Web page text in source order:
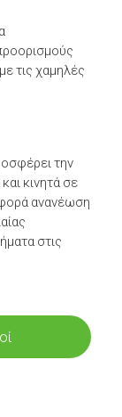
τις χαμηλές
την
κινητά σε
ανανέωση
στις